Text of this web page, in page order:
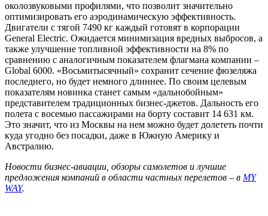
околозвуковыми профилями, что позволит значительно
оптимизировать его аэродинамическую эффективность.
Двигатели с тягой 7490 кг каждый готовят в корпорации
General Electric. Ожидается минимизация вредных выбросов, а
также улучшение топливной эффективности на 8% по
сравнению с аналогичным показателем флагмана компании –
Global 6000. «Восьмитысячный» сохранит сечение фюзеляжа
последнего, но будет немного длиннее. По своим целевым
показателям новинка станет самым «дальнобойным»
представителем традиционных бизнес-джетов. Дальность его
полета с восемью пассажирами на борту составит 14 631 км.
Это значит, что из Москвы на нем можно будет долететь почти
куда угодно без посадки, даже в Южную Америку и
Австралию.
Новости бизнес-авиации, обзоры самолетов и лучшие
предложения компаний в области частных перелетов – в MY
WAY.